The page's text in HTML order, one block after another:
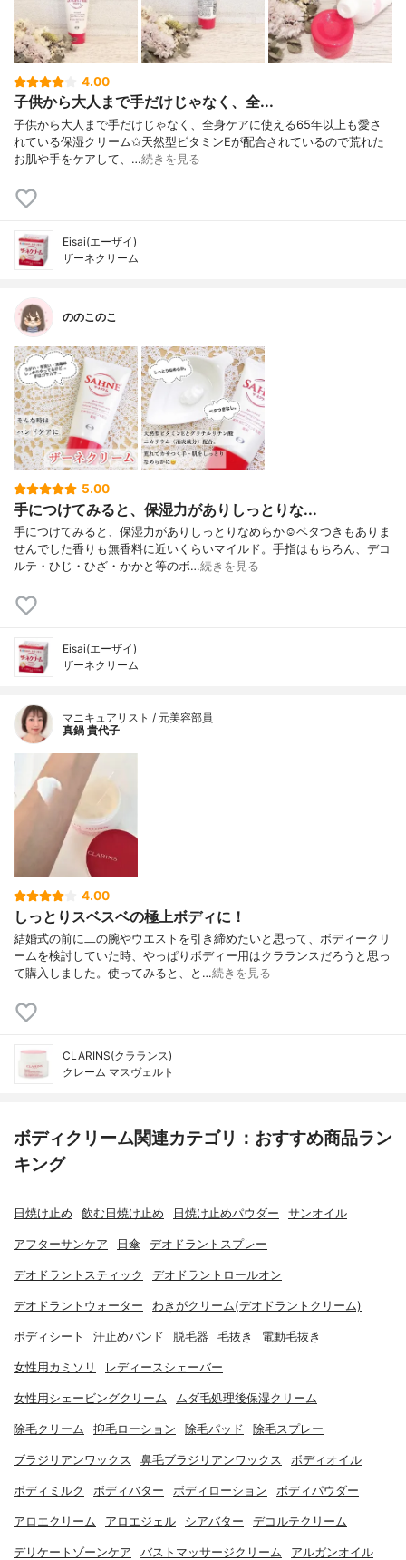
4.00
子供から大人まで手だけじゃなく、全...
子供から大人まで手だけじゃなく、全身ケアに使える65年以上も愛さ
れている保湿クリーム✩天然型ビタミンEが配合されているので荒れた
お肌や手をケアして、…続きを見る
Eisai(エーザイ)
ザーネクリーム
ののこのこ
5.00
手につけてみると、保湿力がありしっとりな...
手につけてみると、保湿力がありしっとりなめらか☺️ベタつきもありま
せんでした香りも無香料に近いくらいマイルド。手指はもちろん、デコ
ルテ・ひじ・ひざ・かかと等のボ…続きを見る
Eisai(エーザイ)
ザーネクリーム
マニキュアリスト / 元美容部員
真鍋 貴代子
4.00
しっとりスベスベの極上ボディに！
結婚式の前に二の腕やウエストを引き締めたいと思って、ボディークリ
ームを検討していた時、やっぱりボディー用はクラランスだろうと思っ
て購入しました。使ってみると、と…続きを見る
CLARINS(クラランス)
クレーム マスヴェルト
ボディクリーム関連カテゴリ：おすすめ商品ラン
キング
日焼け止め 飲む日焼け止め 日焼け止めパウダー サンオイル
アフターサンケア 日傘 デオドラントスプレー
デオドラントスティック デオドラントロールオン
デオドラントウォーター わきがクリーム(デオドラントクリーム)
ボディシート 汗止めバンド 脱毛器 毛抜き 電動毛抜き
女性用カミソリ レディースシェーバー
女性用シェービングクリーム ムダ毛処理後保湿クリーム
除毛クリーム 抑毛ローション 除毛パッド 除毛スプレー
ブラジリアンワックス 鼻毛ブラジリアンワックス ボディオイル
ボディミルク ボディバター ボディローション ボディパウダー
アロエクリーム アロエジェル シアバター デコルテクリーム
デリケートゾーンケア バストマッサージクリーム アルガンオイル